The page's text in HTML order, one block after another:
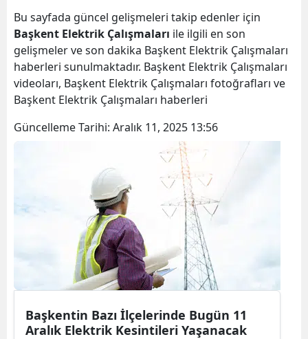
Bu sayfada güncel gelişmeleri takip edenler için
Başkent Elektrik Çalışmaları ile ilgili en son
gelişmeler ve son dakika Başkent Elektrik Çalışmaları
haberleri sunulmaktadır. Başkent Elektrik Çalışmaları
videoları, Başkent Elektrik Çalışmaları fotoğrafları ve
Başkent Elektrik Çalışmaları haberleri
Güncelleme Tarihi: Aralık 11, 2025 13:56
Başkentin Bazı İlçelerinde Bugün 11
Aralık Elektrik Kesintileri Yaşanacak